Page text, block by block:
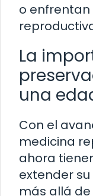
o
La
una
Con el
medicina
ahora
extender
más allá